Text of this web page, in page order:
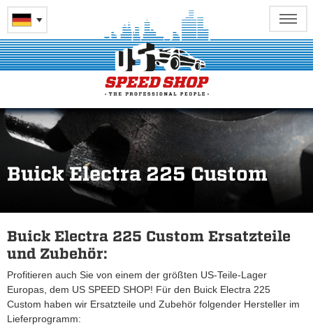
Buick Electra 225 Custom
Buick Electra 225 Custom Ersatzteile
und Zubehör:
Profitieren auch Sie von einem der größten US-Teile-Lager
Europas, dem US SPEED SHOP! Für den Buick Electra 225
Custom haben wir Ersatzteile und Zubehör folgender Hersteller im
Lieferprogramm: